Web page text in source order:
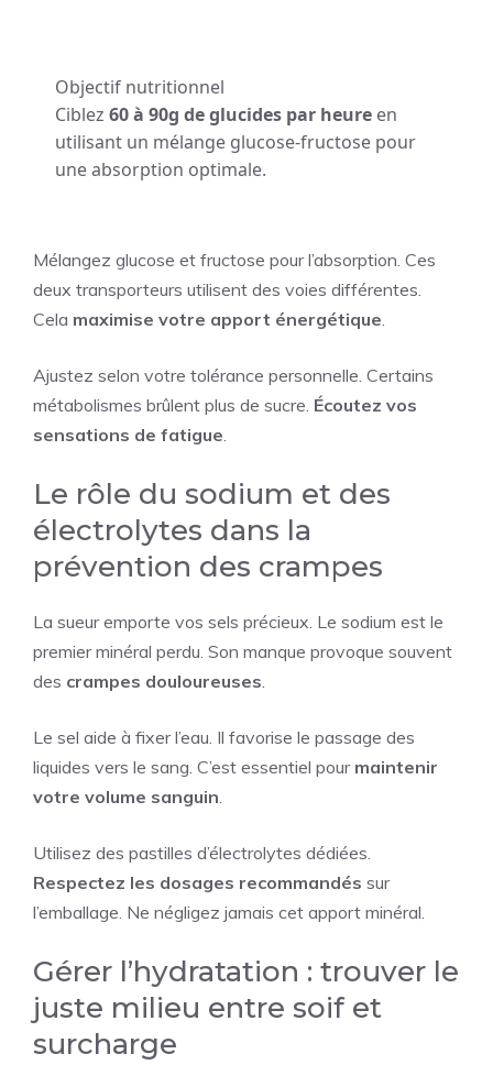
Objectif nutritionnel
Ciblez 60 à 90g de glucides par heure en
utilisant un mélange glucose-fructose pour
une absorption optimale.
Mélangez glucose et fructose pour l’absorption. Ces
deux transporteurs utilisent des voies différentes.
Cela maximise votre apport énergétique.
Ajustez selon votre tolérance personnelle. Certains
métabolismes brûlent plus de sucre. Écoutez vos
sensations de fatigue.
Le rôle du sodium et des
électrolytes dans la
prévention des crampes
La sueur emporte vos sels précieux. Le sodium est le
premier minéral perdu. Son manque provoque souvent
des crampes douloureuses.
Le sel aide à fixer l’eau. Il favorise le passage des
liquides vers le sang. C’est essentiel pour maintenir
votre volume sanguin.
Utilisez des pastilles d’électrolytes dédiées.
Respectez les dosages recommandés sur
l’emballage. Ne négligez jamais cet apport minéral.
Gérer l’hydratation : trouver le
juste milieu entre soif et
surcharge